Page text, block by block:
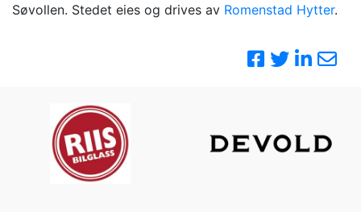
Søvollen. Stedet eies og drives av Romenstad Hytter.